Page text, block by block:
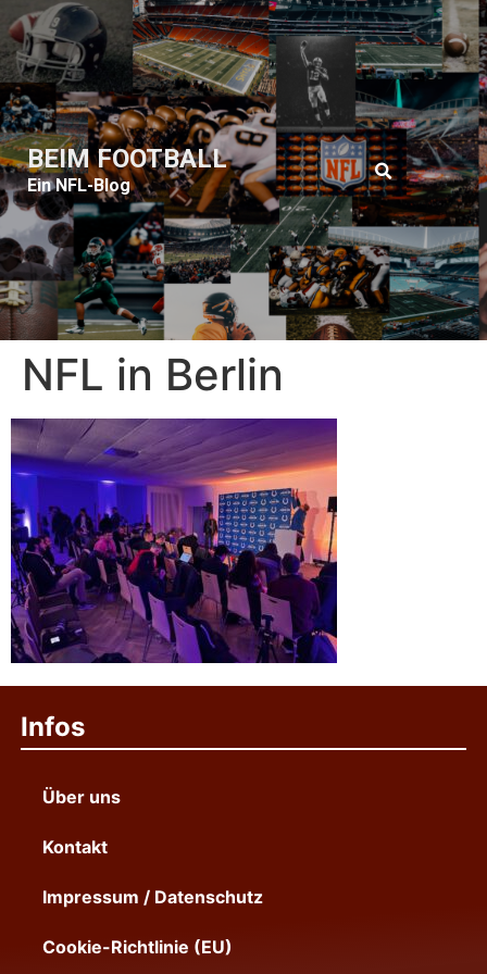
BEIM FOOTBALL
Ein NFL-Blog
NFL in Berlin
Infos
Über uns
Kontakt
Impressum / Datenschutz
Cookie-Richtlinie (EU)